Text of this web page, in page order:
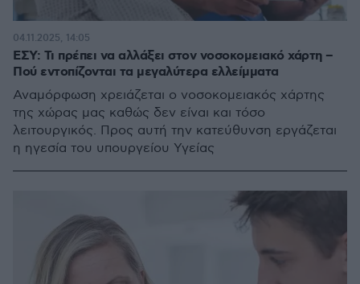
ΕΣΥ: Τι πρέπει να αλλάξει στον νοσοκομειακό χάρτη –
Πού εντοπίζονται τα μεγαλύτερα ελλείμματα
Αναμόρφωση χρειάζεται ο νοσοκομειακός χάρτης
της χώρας μας καθώς δεν είναι και τόσο
λειτουργικός. Προς αυτή την κατεύθυνση εργάζεται
η ηγεσία του υπουργείου Υγείας
04.11.2025, 14:05